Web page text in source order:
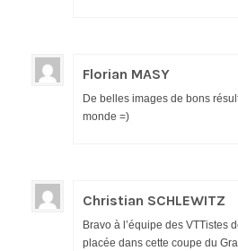
Florian MASY
De belles images de bons
monde =)
Christian SCHLEWITZ
Bravo à l’équipe des VTTistes
placée dans cette coupe du